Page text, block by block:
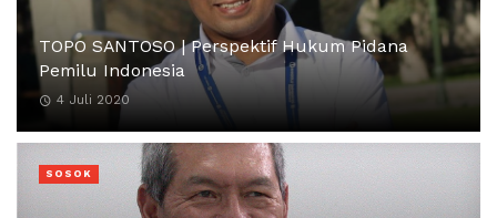
TOPO SANTOSO | Perspektif Hukum Pidana
Pemilu Indonesia
4 Juli 2020
SOSOK